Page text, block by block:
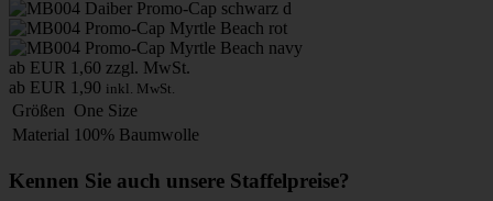
ab EUR 1,60 zzgl. MwSt.
ab EUR 1,90 inkl. MwSt.
Größen One Size
Material 100% Baumwolle
Kennen Sie auch unsere Staffelpreise?